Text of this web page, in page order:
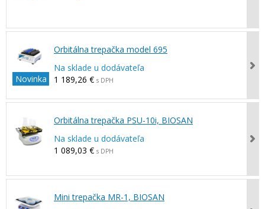
Novinka
Orbitálna trepačka model 695
Na sklade u dodávateľa
1 189,26 € s DPH
Orbitálna trepačka PSU-10i, BIOSAN
Na sklade u dodávateľa
1 089,03 € s DPH
Mini trepačka MR-1, BIOSAN